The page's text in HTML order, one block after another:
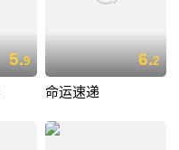
5.9 6.2
命运速递